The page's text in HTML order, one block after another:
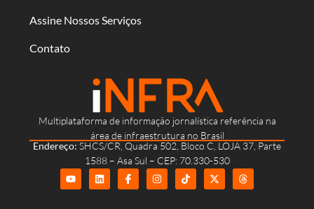
Multiplataforma de informação jornalística referência na
área de infraestrutura no Brasil
Endereço: SHCS/CR, Quadra 502, Bloco C, LOJA 37, Parte
1588 – Asa Sul – CEP: 70.330-530
Assine Nossos Serviços
Contato